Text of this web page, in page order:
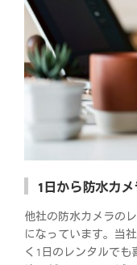
1日から防水カ
他社の防水カメラの
になっています。当
く1日のレンタルでも